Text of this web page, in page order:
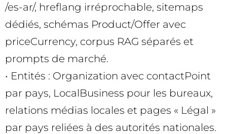
/es-ar/, hreflang irréprochable, sitemaps
dédiés, schémas Product/Offer avec
priceCurrency, corpus RAG séparés et
prompts de marché.
• Entités : Organization avec contactPoint
par pays, LocalBusiness pour les bureaux,
relations médias locales et pages « Légal »
par pays reliées à des autorités nationales.